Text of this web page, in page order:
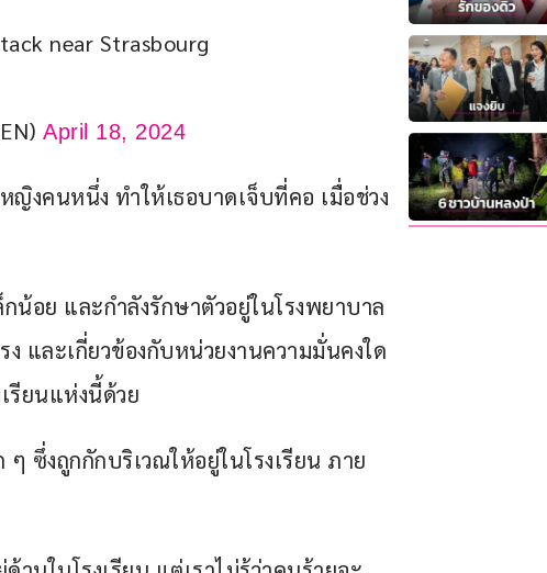
near Strasbourg
April 18, 2024
ญิงคนหนึ่ง ทำให้เธอบาดเจ็บที่คอ เมื่อช่วง
น้อย และกำลังรักษาตัวอยู่ในโรงพยาบาล
และเกี่ยวข้องกับหน่วยงานความมั่นคงใด
รียนแห่งนี้ด้วย
ซึ่งถูกกักบริเวณให้อยู่ในโรงเรียน ภาย